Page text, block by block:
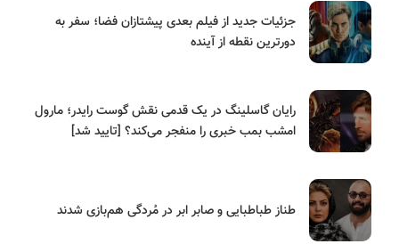
جزئیات جدید از فیلم بعدی پیشتازان فضا؛ سفر به
دورترین نقطه از آینده
رایان گاسلینگ در یک قدمی نقش گوست رایدر؛ مارول
امشب بمب خبری را منفجر می‌کند؟ [تایید شد]
طناز طباطبایی و صابر ابر در مُردگی هم‌بازی شدند